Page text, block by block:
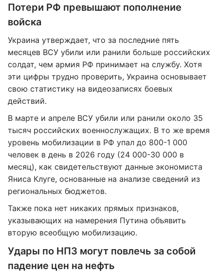
Потери РФ превышают пополнение
войска
Украина утверждает, что за последние пять
месяцев ВСУ убили или ранили больше российских
солдат, чем армия РФ принимает на службу. Хотя
эти цифры трудно проверить, Украина основывает
свою статистику на видеозаписях боевых
действий.
В марте и апреле ВСУ убили или ранили около 35
тысяч российских военнослужащих. В то же время
уровень мобилизации в РФ упал до 800-1 000
человек в день в 2026 году (24 000-30 000 в
месяц), как свидетельствуют данные экономиста
Яниса Клуге, основанные на анализе сведений из
региональных бюджетов.
Также пока нет никаких прямых признаков,
указывающих на намерения Путина объявить
вторую всеобщую мобилизацию.
Удары по НПЗ могут повлечь за собой
падение цен на нефть